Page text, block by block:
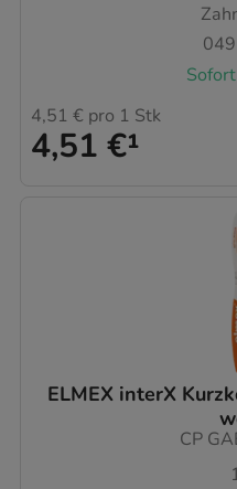
4,51 €¹
4,51 € pro 1 Stk
ELMEX interX
CP